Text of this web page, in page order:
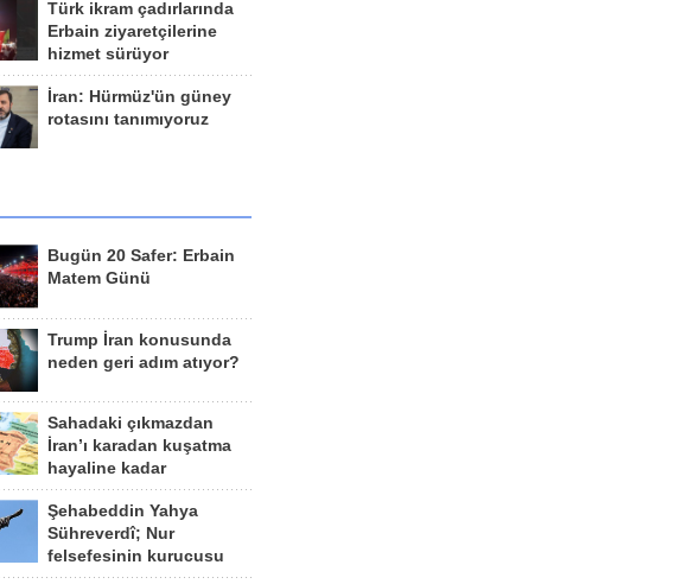
Türk ikram çadırlarında
Erbain ziyaretçilerine
hizmet sürüyor
İran: Hürmüz'ün güney
rotasını tanımıyoruz
Bugün 20 Safer: Erbain
Matem Günü
Trump İran konusunda
neden geri adım atıyor?
Sahadaki çıkmazdan
İran’ı karadan kuşatma
hayaline kadar
Şehabeddin Yahya
Sühreverdî; Nur
felsefesinin kurucusu